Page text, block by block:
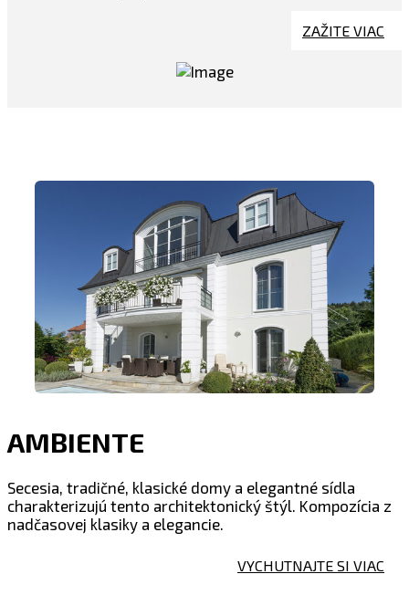
ZAŽITE VIAC
AMBIENTE
Secesia, tradičné, klasické domy a elegantné sídla
charakterizujú tento architektonický štýl. Kompozícia z
nadčasovej klasiky a elegancie.
VYCHUTNAJTE SI VIAC